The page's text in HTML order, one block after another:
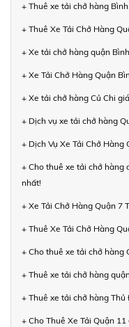
+ Thuê xe tải chở hàng
+ Thuê Xe Tải Chở Hàng
+ Xe tải chở hàng quận
+ Xe Tải Chở Hàng Quận
+ Xe tải chở hàng Củ Chi
+ Dịch vụ xe tải chở hàng
+ Dịch Vụ Xe Tải Chở Hàng
+ Cho thuê xe tải chở hàng
nhất!
+ Xe Tải Chở Hàng Quận 7
+ Thuê Xe Tải Chở Hàng
+ Cho thuê xe tải chở hàng
+ Thuê xe tải chở hàng
+ Thuê xe tải chở hàng
+ Cho Thuê Xe Tải Quận